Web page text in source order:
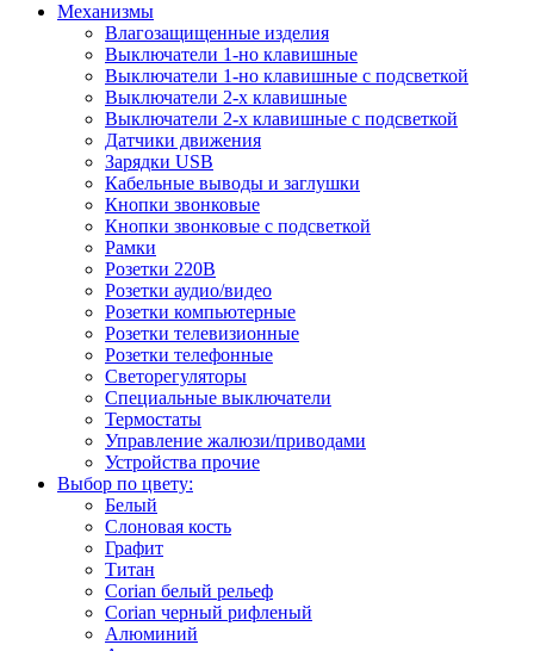
Механизмы
Влагозащищенные изделия
Выключатели 1-но клавишные
Выключатели 1-но клавишные с подсветкой
Выключатели 2-х клавишные
Выключатели 2-х клавишные с подсветкой
Датчики движения
Зарядки USB
Кабельные выводы и заглушки
Кнопки звонковые
Кнопки звонковые с подсветкой
Рамки
Розетки 220В
Розетки аудио/видео
Розетки компьютерные
Розетки телевизионные
Розетки телефонные
Светорегуляторы
Специальные выключатели
Термостаты
Управление жалюзи/приводами
Устройства прочие
Выбор по цвету:
Белый
Слоновая кость
Графит
Титан
Corian белый рельеф
Corian черный рифленый
Алюминий